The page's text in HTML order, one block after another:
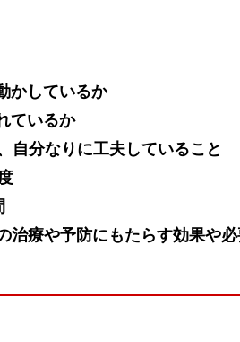
かしているか
ているか
自分なりに工夫していること
治療や予防にもたらす効果や